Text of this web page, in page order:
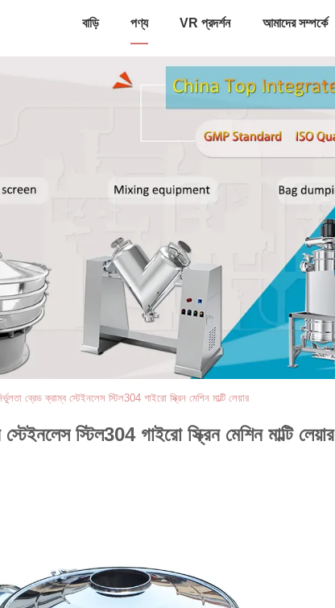
বাড়ি পণ্য VR প্রদর্শন আমাদের সম্পর্কে
ব্রেড ক্রাম্ব স্টেইনলেস স্টিল304 গাইরো স্ক্রিন মেশিন মাল্টি লেয়ার
স্টিল304 গাইরো স্ক্রিন মেশিন মাল্টি লেয়ার